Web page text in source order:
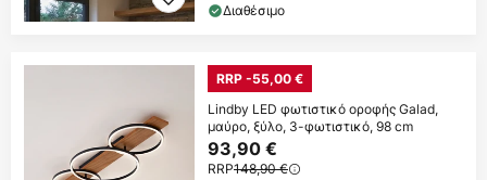
Διαθέσιμο
RRP -55,00 €
Lindby LED φωτιστικό οροφής Galad,
μαύρο, ξύλο, 3-φωτιστικό, 98 cm
93,90 €
RRP148,90 €